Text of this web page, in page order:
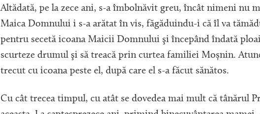
Altădată, pe la zece ani, s-a îmbolnăvit greu, încât nimeni nu
Maica Domnului i s-a arătat în vis, făgăduindu-i că îl va
pentru secetă icoana Maicii Domnului şi începând îndată
scurteze drumul şi să treacă prin curtea familiei Moșnin.
trecut cu icoana peste el, după care el s-a făcut sănătos.
Cu cât trecea timpul, cu atât se dovedea mai mult că tânărul